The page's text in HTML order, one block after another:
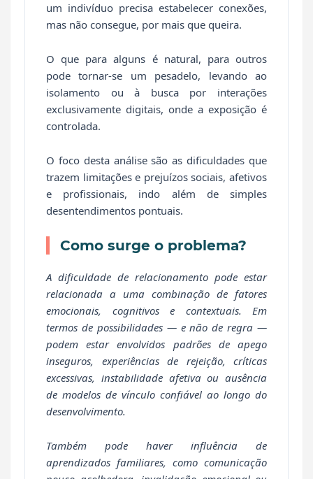
um indivíduo precisa estabelecer conexões,
mas não consegue, por mais que queira.
O que para alguns é natural, para outros
pode tornar-se um pesadelo, levando ao
isolamento ou à busca por interações
exclusivamente digitais, onde a exposição é
controlada.
O foco desta análise são as dificuldades que
trazem limitações e prejuízos sociais, afetivos
e profissionais, indo além de simples
desentendimentos pontuais.
Como surge o problema?
A dificuldade de relacionamento pode estar
relacionada a uma combinação de fatores
emocionais, cognitivos e contextuais. Em
termos de possibilidades — e não de regra —
podem estar envolvidos padrões de apego
inseguros, experiências de rejeição, críticas
excessivas, instabilidade afetiva ou ausência
de modelos de vínculo confiável ao longo do
desenvolvimento.
Também pode haver influência de
aprendizados familiares, como comunicação